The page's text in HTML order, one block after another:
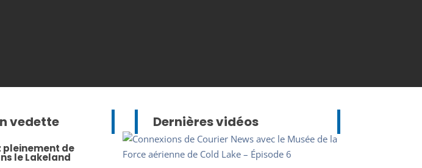
vedette
pleinement de
le Lakeland
Dernières vidéos